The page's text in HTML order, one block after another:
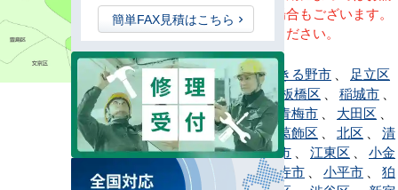
けできない場合もございます。
直接ご相談ください。
昭島市、あきる野市
足立区
、荒川区、 板橋区 稲城市
江戸川区、 青梅市 大田区
奥多摩町、 葛飾区 北区
清
瀬市、国立市 江東区
小金
井市 、国分寺市 小平市
狛
簡単FAX見積はこちら